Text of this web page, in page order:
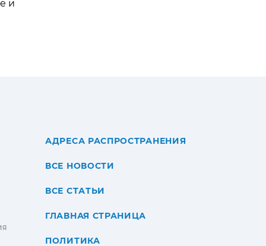
и
АДРЕСА РАСПРОСТРАНЕНИЯ
ВСЕ НОВОСТИ
ВСЕ СТАТЬИ
ГЛАВНАЯ СТРАНИЦА
ПОЛИТИКА